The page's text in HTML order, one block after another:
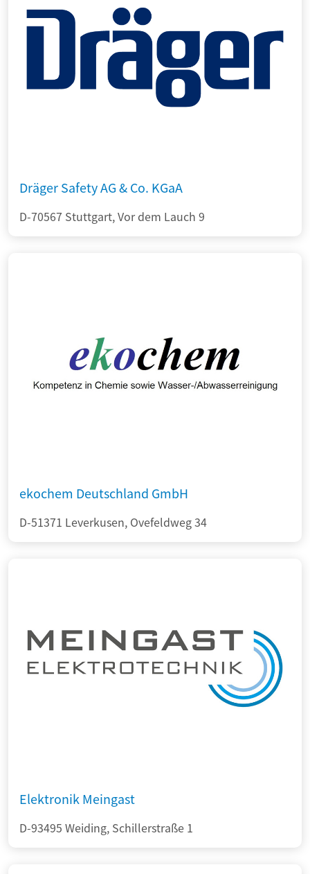
Dräger Safety AG & Co. KGaA
D-70567 Stuttgart, Vor dem Lauch 9
ekochem Deutschland GmbH
D-51371 Leverkusen, Ovefeldweg 34
Elektronik Meingast
D-93495 Weiding, Schillerstraße 1